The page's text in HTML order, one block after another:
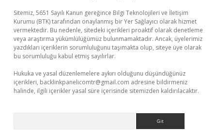
Sitemiz, 5651 Sayılı Kanun gereğince Bilgi Teknolojileri ve İletişim
Kurumu (BTK) tarafından onaylanmış bir Yer Sağlayıcı olarak hizmet
vermektedir. Bu nedenle, sitedeki içerikleri proaktif olarak denetleme
veya araştırma yükümlülüğümüz bulunmamaktadır. Ancak, üyelerimiz
yazdıkları içeriklerin sorumluluğunu taşımakta olup, siteye üye olarak
bu sorumluluğu kabul etmiş sayılırlar.
Hukuka ve yasal düzenlemelere aykırı olduğunu düşündüğünüz
içerikleri, backlinkpanelicomtr@gmail.com adresine bildirmeniz
halinde, ilgili içerikler yasal süre içerisinde sitemizden kaldırılacaktır.